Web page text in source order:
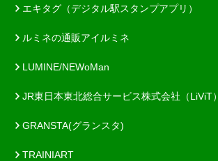
エキタグ（デジタル駅スタンプアプリ）
ルミネの通販アイルミネ
LUMINE/NEWoMan
JR東日本東北総合サービス株式会社（LiViT）
GRANSTA(グランスタ)
TRAINIART